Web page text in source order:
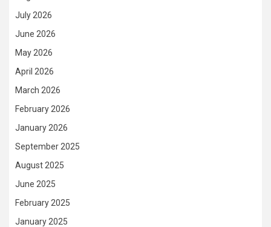
July 2026
June 2026
May 2026
April 2026
March 2026
February 2026
January 2026
September 2025
August 2025
June 2025
February 2025
January 2025